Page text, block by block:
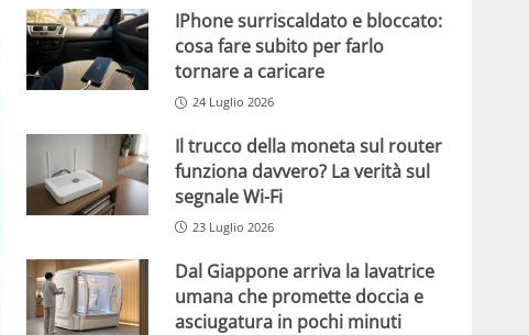
IPhone surriscaldato e bloccato:
cosa fare subito per farlo
tornare a caricare
24 Luglio 2026
Il trucco della moneta sul router
funziona davvero? La verità sul
segnale Wi-Fi
23 Luglio 2026
Dal Giappone arriva la lavatrice
umana che promette doccia e
asciugatura in pochi minuti